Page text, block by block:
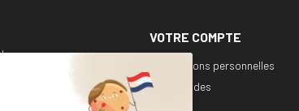
VOTRE COMPTE
Informations personnelles
Commandes